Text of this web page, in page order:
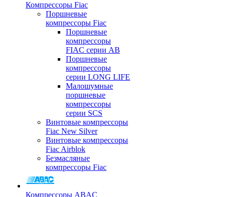
Компрессоры Fiac
Поршневые
компрессоры Fiac
Поршневые
компрессоры
FIAC серии AB
Поршневые
компрессоры
серии LONG LIFE
Малошумные
поршневые
компрессоры
серии SCS
Винтовые компрессоры
Fiac New Silver
Винтовые компрессоры
Fiac Airblok
Безмасляные
компрессоры Fiac
Компрессоры ABAC